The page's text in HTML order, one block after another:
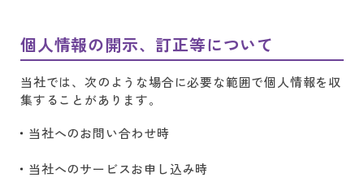
個人情報の開示、訂正等について
当社では、次のような場合に必要な範囲で個人情報を収
集することがあります。
当社へのお問い合わせ時
当社へのサービスお申し込み時